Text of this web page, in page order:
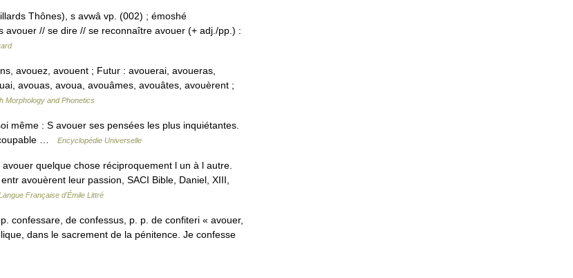
Thônes), s avwâ vp. (002) ; émoshé
// se dire // se reconnaître avouer (+ adj./pp.) :
avouez, avouent ; Futur : avouerai, avoueras,
avouas, avoua, avouâmes, avouâtes, avouèrent ;
Morphology and Phonetics
: S avouer ses pensées les plus inquiétantes.
…
Encyclopédie Universelle
quelque chose réciproquement l un à l autre.
avouèrent leur passion, SACI Bible, Daniel, XIII,
Française d'Émile Littré
confessare, de confessus, p. p. de confiteri « avouer,
dans le sacrement de la pénitence. Je confesse